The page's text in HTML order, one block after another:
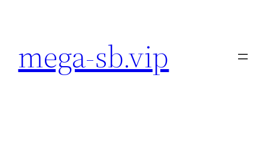
conteúdo
mega-sb.vip